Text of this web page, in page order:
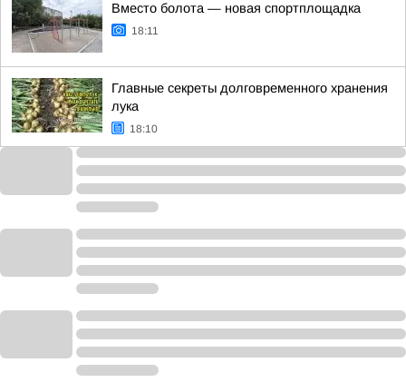
Вместо болота — новая спортплощадка
18:11
Главные секреты долговременного хранения
лука
18:10